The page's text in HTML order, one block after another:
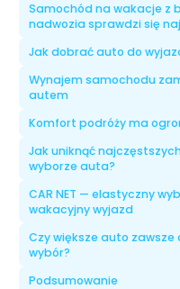
Samochód na wakacje z
nadwozia sprawdzi się
Jak dobrać auto do
Wynajem samochodu
autem
Komfort podróży ma
Jak uniknąć
wyborze auta?
CAR NET — elastyczny
wakacyjny wyjazd
Czy większe auto zawsze
wybór?
Podsumowanie